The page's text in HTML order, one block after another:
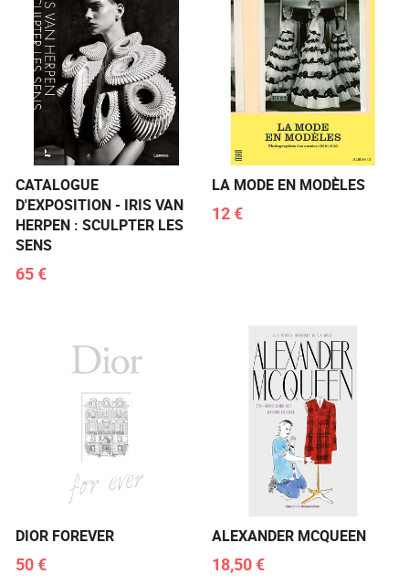
CATALOGUE
D'EXPOSITION - IRIS VAN
HERPEN : SCULPTER LES
SENS
65 €
LA MODE EN MODÈLES
12 €
DIOR FOREVER
50 €
ALEXANDER MCQUEEN
18,50 €